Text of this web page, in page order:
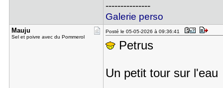
---------------
Galerie perso
Mauju
Sel et poivre avec du Pommerol
Posté le 05-05-2026 à 09:36:41
Petrus
Un petit tour sur l'eau